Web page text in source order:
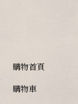
購物首頁
購物車